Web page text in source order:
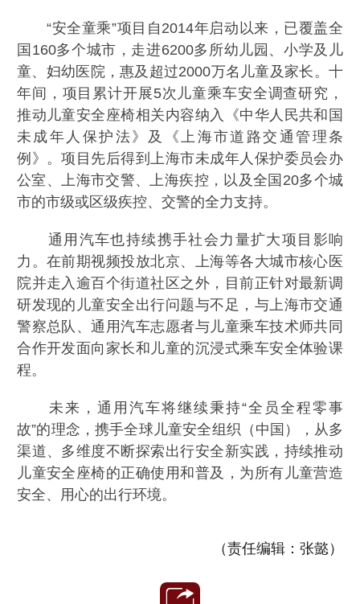
“安全童乘”项目自2014年启动以来，已覆盖全
国160多个城市，走进6200多所幼儿园、小学及儿
童、妇幼医院，惠及超过2000万名儿童及家长。十
年间，项目累计开展5次儿童乘车安全调查研究，
推动儿童安全座椅相关内容纳入《中华人民共和国
未成年人保护法》及《上海市道路交通管理条
例》。项目先后得到上海市未成年人保护委员会办
公室、上海市交警、上海疾控，以及全国20多个城
市的市级或区级疾控、交警的全力支持。
通用汽车也持续携手社会力量扩大项目影响
力。在前期视频投放北京、上海等各大城市核心医
院并走入逾百个街道社区之外，目前正针对最新调
研发现的儿童安全出行问题与不足，与上海市交通
警察总队、通用汽车志愿者与儿童乘车技术师共同
合作开发面向家长和儿童的沉浸式乘车安全体验课
程。
未来，通用汽车将继续秉持“全员全程零事
故”的理念，携手全球儿童安全组织（中国），从多
渠道、多维度不断探索出行安全新实践，持续推动
儿童安全座椅的正确使用和普及，为所有儿童营造
安全、用心的出行环境。
（责任编辑：张懿）